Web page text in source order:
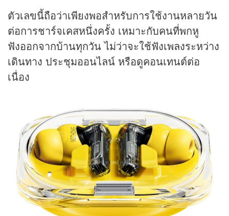
ตัวเลขนี้ถือว่าเพียงพอสำหรับการใช้งานหลายวัน
ต่อการชาร์จเคสหนึ่งครั้ง เหมาะกับคนที่พกหู
ฟังออกจากบ้านทุกวัน ไม่ว่าจะใช้ฟังเพลงระหว่าง
เดินทาง ประชุมออนไลน์ หรือดูคอนเทนต์ต่อ
เนื่อง